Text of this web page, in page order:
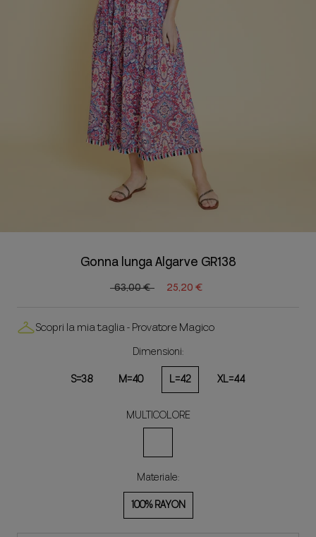
Gonna lunga Algarve GR138
63,00 € 25,20 €
Scopri la mia taglia - Provatore Magico
Dimensioni:
S=38
M=40 L=42 XL=44
MULTICOLORE
Materiale:
100% RAYON